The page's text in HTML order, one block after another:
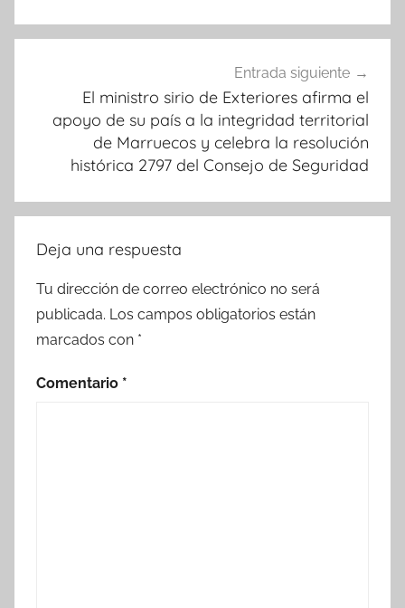
Entrada siguiente
El ministro sirio de Exteriores afirma el
apoyo de su país a la integridad territorial
de Marruecos y celebra la resolución
histórica 2797 del Consejo de Seguridad
Deja una respuesta
Tu dirección de correo electrónico no será
publicada. Los campos obligatorios están
marcados con *
Comentario *